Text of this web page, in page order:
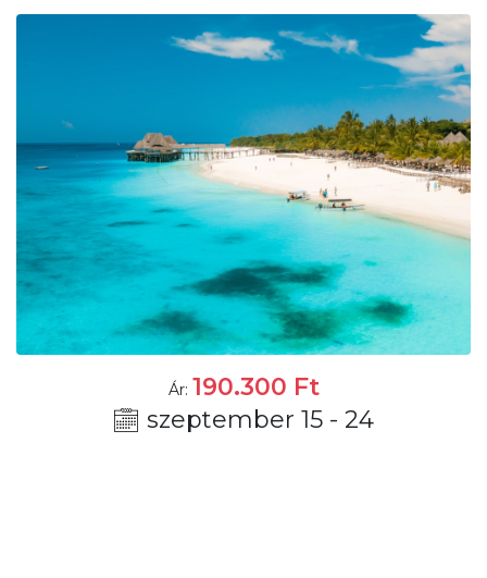
Ár: 190.300 Ft
szeptember 15 - 24